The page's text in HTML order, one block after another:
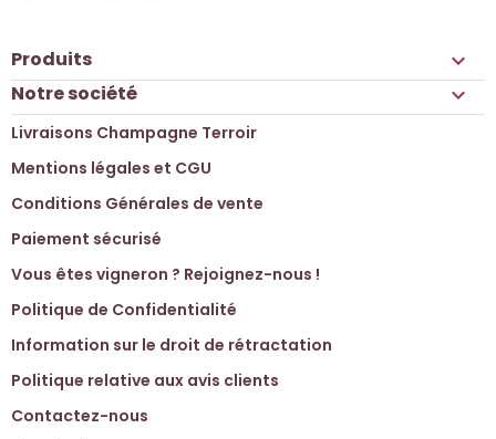
Produits 
Notre société 
Livraisons Champagne Terroir
Mentions légales et CGU
Conditions Générales de vente
Paiement sécurisé
Vous êtes vigneron ? Rejoignez-nous !
Politique de Confidentialité
Information sur le droit de rétractation
Politique relative aux avis clients
Contactez-nous